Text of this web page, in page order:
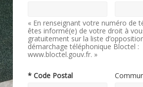
« En renseignant votre numéro de
êtes informé(e) de votre droit à
gratuitement sur la liste
démarchage téléphonique Bloctel :
www.bloctel.gouv.fr. »
* Code Postal